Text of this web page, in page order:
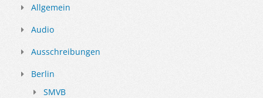
Allgemein
Audio
Ausschreibungen
Berlin
SMVB